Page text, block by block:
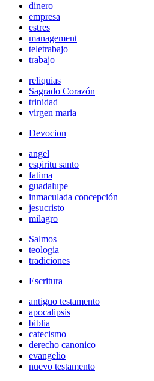
dinero
empresa
estres
management
teletrabajo
trabajo
reliquias
Sagrado Corazón
trinidad
virgen maria
Devocion
angel
espiritu santo
fatima
guadalupe
inmaculada concepción
jesucristo
milagro
Salmos
teologia
tradiciones
Escritura
antiguo testamento
apocalipsis
biblia
catecismo
derecho canonico
evangelio
nuevo testamento